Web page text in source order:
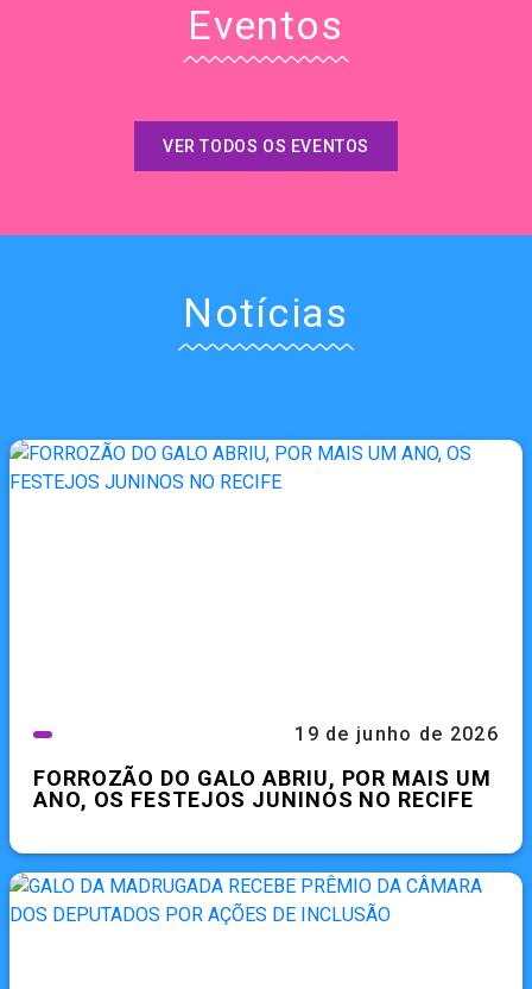
Eventos
VER TODOS OS EVENTOS
Notícias
19 de junho de 2026
FORROZÃO DO GALO ABRIU, POR MAIS UM
ANO, OS FESTEJOS JUNINOS NO RECIFE